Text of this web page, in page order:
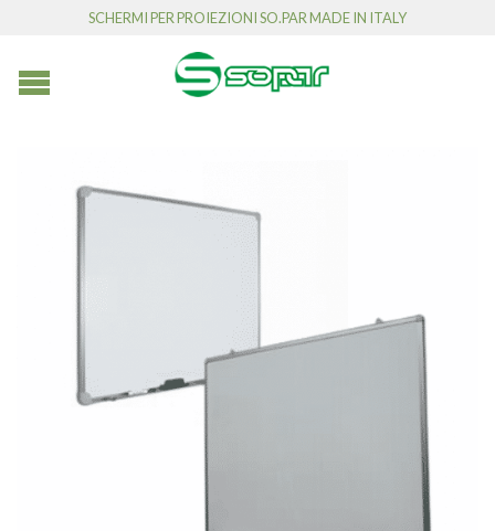
SCHERMI PER PROIEZIONI SO.PAR MADE IN ITALY